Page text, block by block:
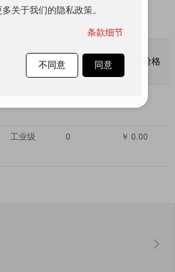
质量等级 库存数量 数量/价格
￥ 0.00
工业级 0 ￥ 0.00
关于我们的隐私政策。
条款细节
不同意 同意